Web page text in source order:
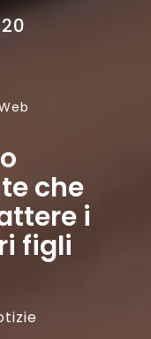
che
i
figli